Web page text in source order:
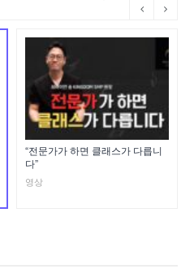
“전문가가 하면 클래스가 다릅니
다”
영상